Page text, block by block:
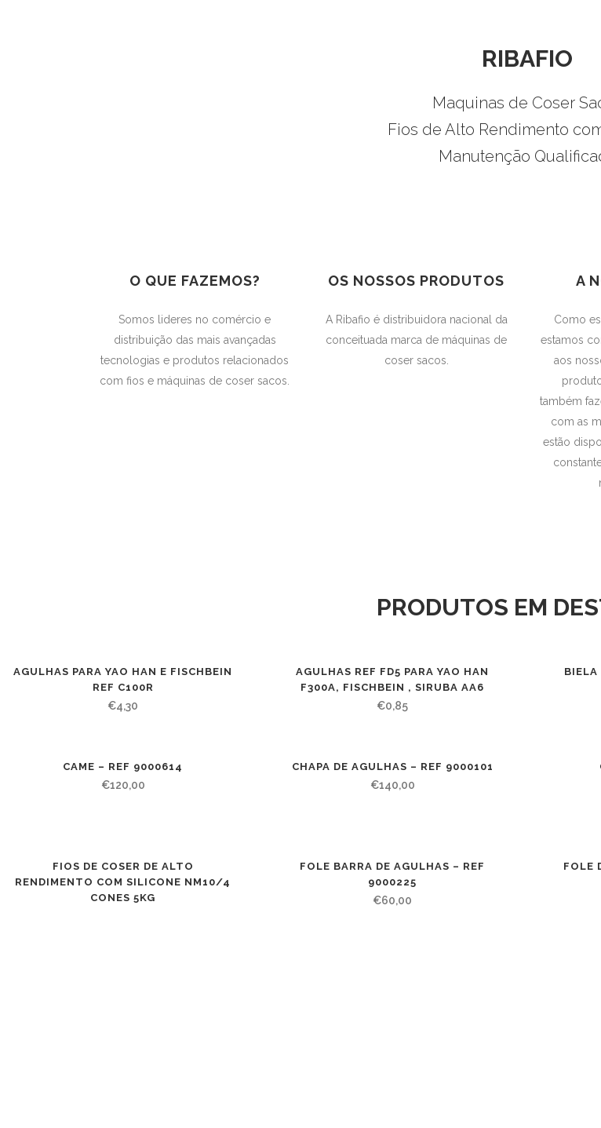
RIBAFIO
Maquinas de Coser
Fios de Alto Rendimento
Manutenção
O QUE FAZEMOS?
Somos lideres no comércio e
distribuição das mais avançadas
tecnologias e produtos relacionados
com fios e máquinas de coser sacos.
OS NOSSOS PRODUTOS
A Ribafio é distribuidora nacional da
conceituada marca de máquinas de
coser sacos.
A
Como
estamos
aos
também
com as
estão
PRODUTOS EM
AGULHAS PARA YAO HAN E FISCHBEIN
REF C100R
€4,30
AGULHAS REF FD5 PARA YAO HAN
F300A, FISCHBEIN , SIRUBA AA6
€0,85
BIELA
CAME – REF 9000614
€120,00
CHAPA DE AGULHAS – REF 9000101
€140,00
FIOS DE COSER DE ALTO
RENDIMENTO COM SILICONE NM10/4
CONES 5KG
FOLE BARRA DE AGULHAS – REF
9000225
€60,00
FOLE